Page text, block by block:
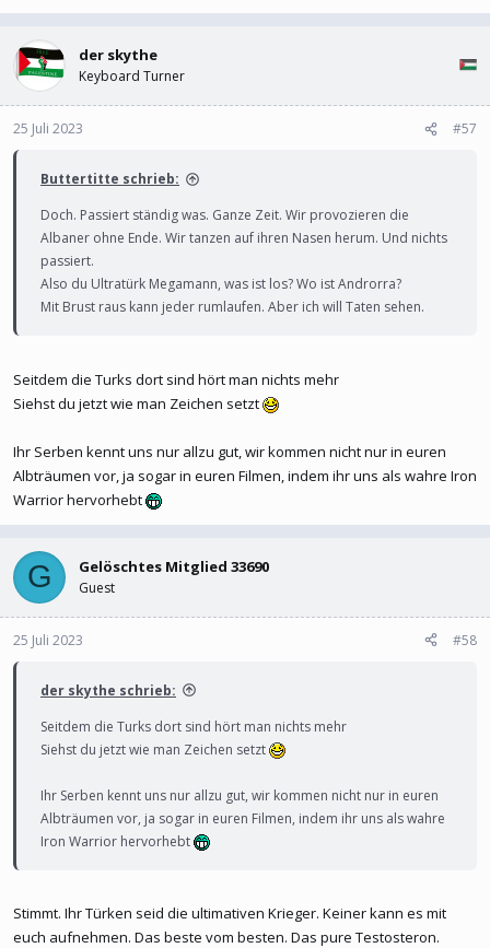
der skythe
Keyboard Turner
25 Juli 2023 #57
Buttertitte schrieb:
Doch. Passiert ständig was. Ganze Zeit. Wir provozieren die
Albaner ohne Ende. Wir tanzen auf ihren Nasen herum. Und nichts
passiert.
Also du Ultratürk Megamann, was ist los? Wo ist Androrra?
Mit Brust raus kann jeder rumlaufen. Aber ich will Taten sehen.
Seitdem die Turks dort sind hört man nichts mehr
Siehst du jetzt wie man Zeichen setzt
Ihr Serben kennt uns nur allzu gut, wir kommen nicht nur in euren
Albträumen vor, ja sogar in euren Filmen, indem ihr uns als wahre Iron
Warrior hervorhebt
G Gelöschtes Mitglied 33690
Guest
25 Juli 2023 #58
der skythe schrieb:
Seitdem die Turks dort sind hört man nichts mehr
Siehst du jetzt wie man Zeichen setzt
Ihr Serben kennt uns nur allzu gut, wir kommen nicht nur in euren
Albträumen vor, ja sogar in euren Filmen, indem ihr uns als wahre
Iron Warrior hervorhebt
Stimmt. Ihr Türken seid die ultimativen Krieger. Keiner kann es mit
euch aufnehmen. Das beste vom besten. Das pure Testosteron.